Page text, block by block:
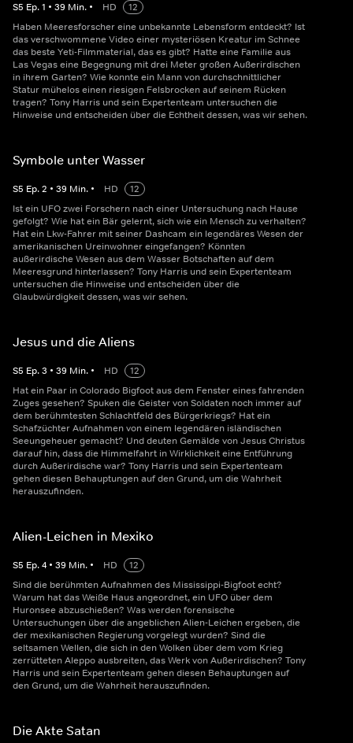
S5 Ep.1 • 39 Min. • HD
12
Haben Meeresforscher eine unbekannte Lebensform entdeckt? Ist
das verschwommene Video einer mysteriösen Kreatur im Schnee
das beste Yeti-Filmmaterial, das es gibt? Hatte eine Familie aus
Las Vegas eine Begegnung mit drei Meter großen Außerirdischen
in ihrem Garten? Wie konnte ein Mann von durchschnittlicher
Statur mühelos einen riesigen Felsbrocken auf seinem Rücken
tragen? Tony Harris und sein Expertenteam untersuchen die
Hinweise und entscheiden über die Echtheit dessen, was wir sehen.
Symbole unter Wasser
S5 Ep.2 • 39 Min. • HD
12
Ist ein UFO zwei Forschern nach einer Untersuchung nach Hause
gefolgt? Wie hat ein Bär gelernt, sich wie ein Mensch zu verhalten?
Hat ein Lkw-Fahrer mit seiner Dashcam ein legendäres Wesen der
amerikanischen Ureinwohner eingefangen? Könnten
außerirdische Wesen aus dem Wasser Botschaften auf dem
Meeresgrund hinterlassen? Tony Harris und sein Expertenteam
untersuchen die Hinweise und entscheiden über die
Glaubwürdigkeit dessen, was wir sehen.
Jesus und die Aliens
S5 Ep.3 • 39 Min. • HD
12
Hat ein Paar in Colorado Bigfoot aus dem Fenster eines fahrenden
Zuges gesehen? Spuken die Geister von Soldaten noch immer auf
dem berühmtesten Schlachtfeld des Bürgerkriegs? Hat ein
Schafzüchter Aufnahmen von einem legendären isländischen
Seeungeheuer gemacht? Und deuten Gemälde von Jesus Christus
darauf hin, dass die Himmelfahrt in Wirklichkeit eine Entführung
durch Außerirdische war? Tony Harris und sein Expertenteam
gehen diesen Behauptungen auf den Grund, um die Wahrheit
herauszufinden.
Alien-Leichen in Mexiko
S5 Ep.4 • 39 Min. • HD
12
Sind die berühmten Aufnahmen des Mississippi-Bigfoot echt?
Warum hat das Weiße Haus angeordnet, ein UFO über dem
Huronsee abzuschießen? Was werden forensische
Untersuchungen über die angeblichen Alien-Leichen ergeben, die
der mexikanischen Regierung vorgelegt wurden? Sind die
seltsamen Wellen, die sich in den Wolken über dem vom Krieg
zerrütteten Aleppo ausbreiten, das Werk von Außerirdischen? Tony
Harris und sein Expertenteam gehen diesen Behauptungen auf
den Grund, um die Wahrheit herauszufinden.
Die Akte Satan